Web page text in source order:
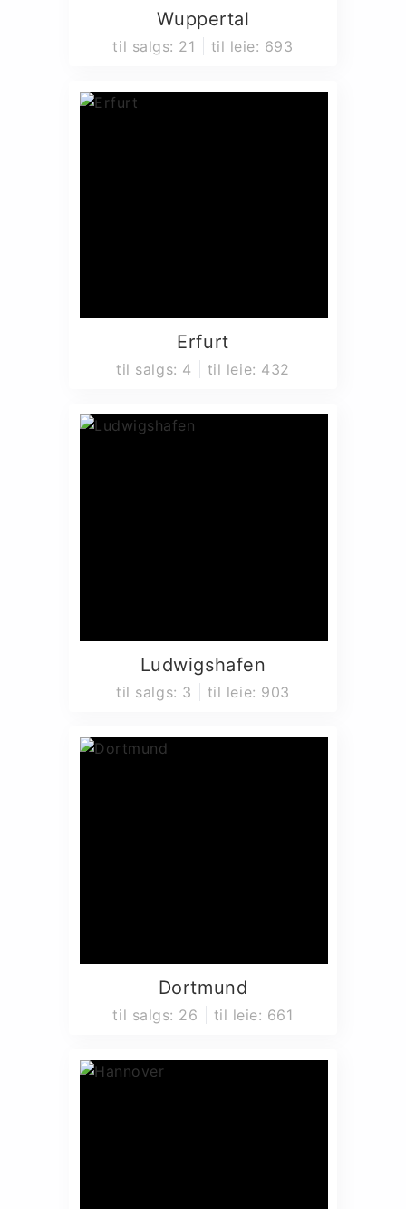
Wuppertal
til salgs: 21 til leie: 693
Erfurt
til salgs: 4 til leie: 432
Ludwigshafen
til salgs: 3 til leie: 903
Dortmund
til salgs: 26 til leie: 661